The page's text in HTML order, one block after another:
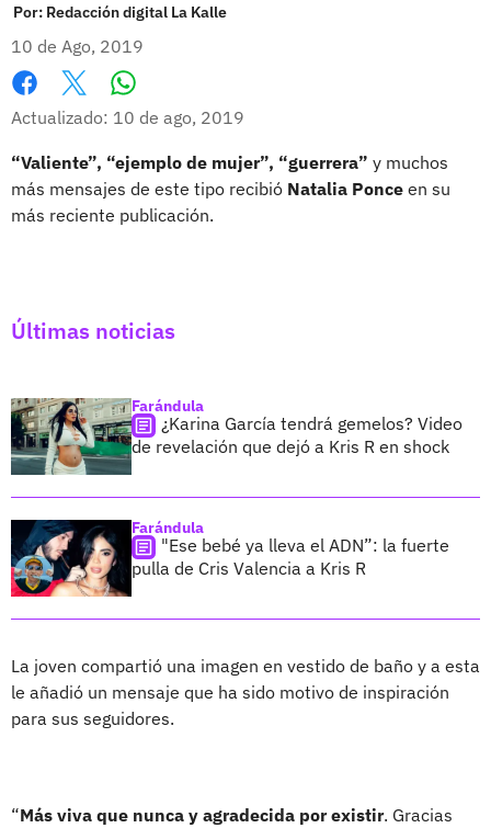
Por: Redacción digital La Kalle
10 de Ago, 2019
Facebook
X
Actualizado: 10 de ago, 2019
“Valiente”, “ejemplo de mujer”, “guerrera” y muchos
más mensajes de este tipo recibió Natalia Ponce en su
más reciente publicación.
Últimas noticias
Farándula
¿Karina García tendrá gemelos? Video
de revelación que dejó a Kris R en shock
Farándula
"Ese bebé ya lleva el ADN”: la fuerte
pulla de Cris Valencia a Kris R
La joven compartió una imagen en vestido de baño y a esta
le añadió un mensaje que ha sido motivo de inspiración
para sus seguidores.
“Más viva que nunca y agradecida por existir. Gracias